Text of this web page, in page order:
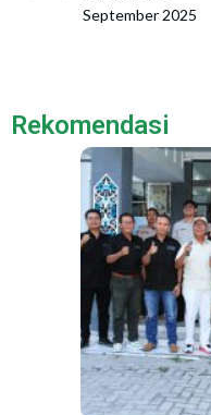
September 2025
Rekomendasi